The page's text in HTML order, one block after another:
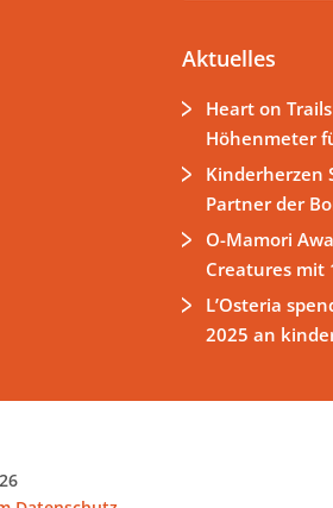
Aktuelles
Heart on
Höhenmeter
Kinderherzen
Partner der
O-Mamori
Creatures mit
L’Osteria
2025 an